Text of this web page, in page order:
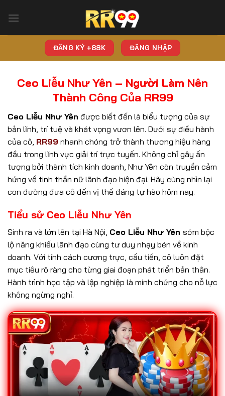
qua
ĐĂNG KÝ +88K ĐĂNG NHẬP
Ceo Liễu Như Yên – Người Làm Nên
Thành Công Của RR99
Ceo Liễu Như Yên được biết đến là biểu tượng của sự
bản lĩnh, trí tuệ và khát vọng vươn lên. Dưới sự điều hành
của cô, RR99 nhanh chóng trở thành thương hiệu hàng
đầu trong lĩnh vực giải trí trực tuyến. Không chỉ gây ấn
tượng bởi thành tích kinh doanh, Như Yên còn truyền cảm
hứng về tinh thần nữ lãnh đạo hiện đại. Hãy cùng nhìn lại
con đường đưa cô đến vị thế đáng tự hào hôm nay.
Tiểu sử Ceo Liễu Như Yên
Sinh ra và lớn lên tại Hà Nội, Ceo Liễu Như Yên sớm bộc
lộ năng khiếu lãnh đạo cùng tư duy nhạy bén về kinh
doanh. Với tính cách cương trực, cầu tiến, cô luôn đặt
mục tiêu rõ ràng cho từng giai đoạn phát triển bản thân.
Hành trình học tập và lập nghiệp là minh chứng cho nỗ lực
không ngừng nghỉ.